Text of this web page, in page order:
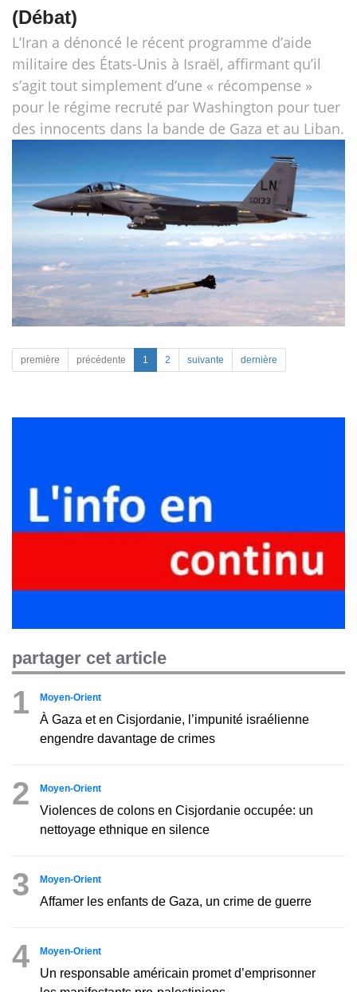
(Débat)
L’Iran a dénoncé le récent programme d’aide
militaire des États-Unis à Israël, affirmant qu’il
s’agit tout simplement d’une « récompense »
pour le régime recruté par Washington pour tuer
des innocents dans la bande de Gaza et au Liban.
première précédente 1 2 suivante dernière
partager cet article
1 Moyen-Orient
À Gaza et en Cisjordanie, l’impunité israélienne
engendre davantage de crimes
2 Moyen-Orient
Violences de colons en Cisjordanie occupée: un
nettoyage ethnique en silence
3 Moyen-Orient
Affamer les enfants de Gaza, un crime de guerre
4 Moyen-Orient
Un responsable américain promet d’emprisonner